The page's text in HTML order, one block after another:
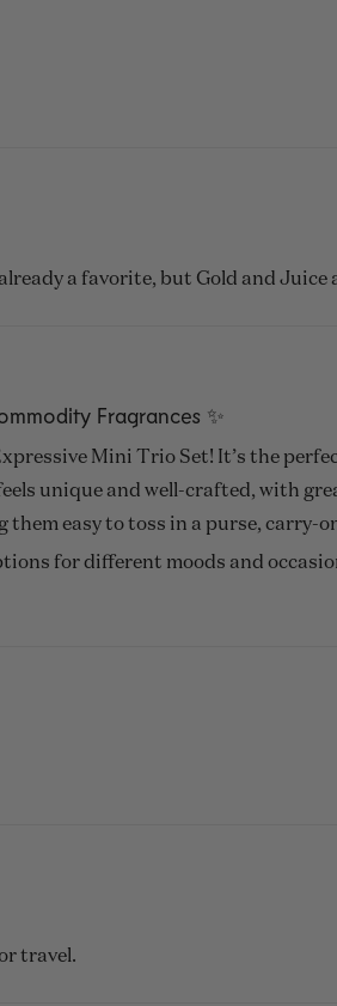
a favorite, but Gold and
Fragrances ✨
Mini Trio Set! It’s the
unique and well-crafted, with
easy to toss in a purse, carry-
for different moods and
Commodity fragrances or trying
travel.